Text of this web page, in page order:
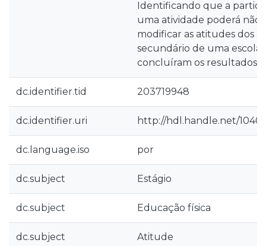
Identificando que a
uma atividade poderá não
modificar as atitudes dos
secundário de uma escola
concluíram os resultados.
dc.identifier.tid 203719948
dc.identifier.uri http://hdl.handle.net/
dc.language.iso por
dc.subject Estágio
dc.subject Educação física
dc.subject Atitude